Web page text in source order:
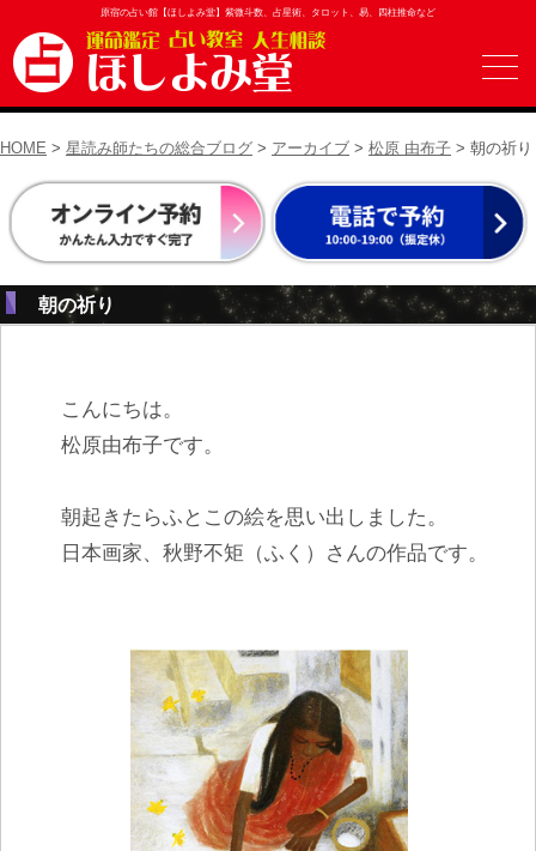
原宿の占い館【ほしよみ堂】紫微斗数、占星術、タロット、易、四柱推命など
HOME > 星読み師たちの総合ブログ > アーカイブ > 松原 由布子 > 朝の祈り
朝の祈り
こんにちは。
松原由布子です。
朝起きたらふとこの絵を思い出しました。
日本画家、秋野不矩（ふく）さんの作品です。